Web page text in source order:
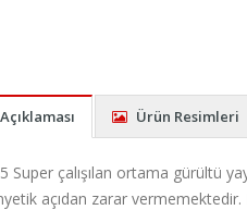
Ürün Resimleri
Super çalışılan ortama gürültü
açıdan zarar vermemektedir.